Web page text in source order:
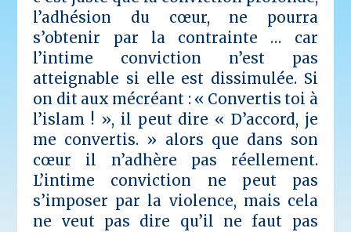
l’adhésion du cœur, ne pourra
s’obtenir par la contrainte … car
l’intime conviction n’est pas
atteignable si elle est dissimulée. Si
on dit aux mécréant : « Convertis toi à
l’islam ! », il peut dire « D’accord, je
me convertis. » alors que dans son
cœur il n’adhère pas réellement.
L’intime conviction ne peut pas
s’imposer par la violence, mais cela
ne veut pas dire qu’il ne faut pas